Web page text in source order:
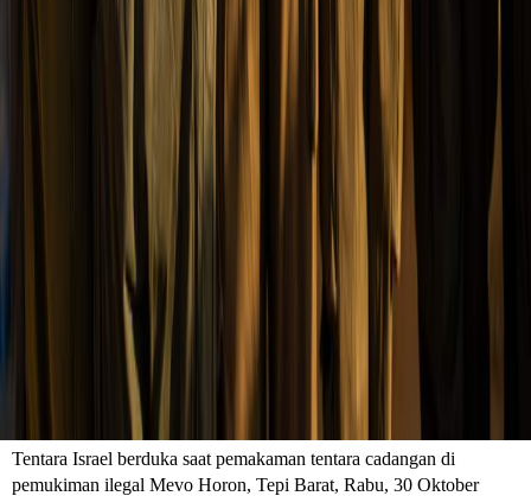
Tentara Israel berduka saat pemakaman tentara cadangan di
pemukiman ilegal Mevo Horon, Tepi Barat, Rabu, 30 Oktober